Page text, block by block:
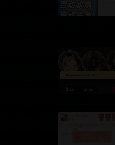
开联系